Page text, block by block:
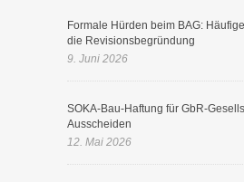
Formale Hürden beim BAG:
die Revisionsbegründung
9. Juni 2026
SOKA-Bau-Haftung für GbR-
Ausscheiden
12. Mai 2026